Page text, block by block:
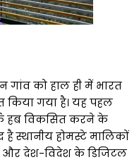
को हाल ही में भारत
किया गया है। यह पहल
हब विकसित करने के
स्थानीय होमस्टे मालिकों
और देश-विदेश के डिजिटल